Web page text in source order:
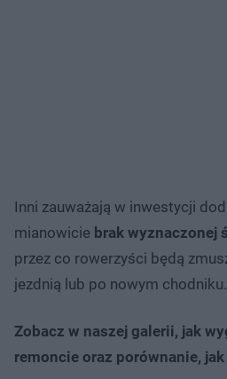
Inni zauważają w inwestycji
mianowicie brak wyznaczonej
przez co rowerzyści będą
jezdnią lub po nowym chodniku.
Zobacz w naszej galerii, jak
remoncie oraz porównanie, jak